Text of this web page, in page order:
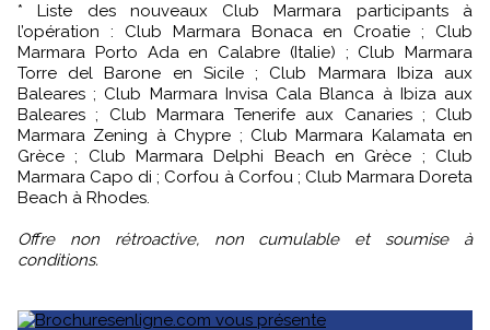
* Liste des nouveaux Club Marmara participants à
l’opération : Club Marmara Bonaca en Croatie ; Club
Marmara Porto Ada en Calabre (Italie) ; Club Marmara
Torre del Barone en Sicile ; Club Marmara Ibiza aux
Baleares ; Club Marmara Invisa Cala Blanca à Ibiza aux
Baleares ; Club Marmara Tenerife aux Canaries ; Club
Marmara Zening à Chypre ; Club Marmara Kalamata en
Grèce ; Club Marmara Delphi Beach en Grèce ; Club
Marmara Capo di ; Corfou à Corfou ; Club Marmara Doreta
Beach à Rhodes.
Offre non rétroactive, non cumulable et soumise à
conditions.